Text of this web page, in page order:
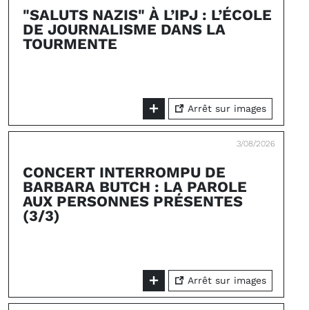
"SALUTS NAZIS" À L’IPJ : L’ÉCOLE
DE JOURNALISME DANS LA
TOURMENTE
Arrêt sur images
3/08/2026
CONCERT INTERROMPU DE
BARBARA BUTCH : LA PAROLE
AUX PERSONNES PRÉSENTES
(3/3)
Arrêt sur images